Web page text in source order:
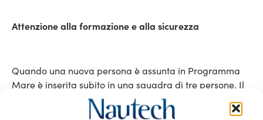
Attenzione alla formazione e alla sicurezza
Quando una nuova persona è assunta in Programma
Mare è inserita subito in una squadra di tre persone. Il
nuovo arrivato è messo a fare il «terzo» del gruppo.
All’inizio, quindi, è un aiuto. In questa fase si capisce se